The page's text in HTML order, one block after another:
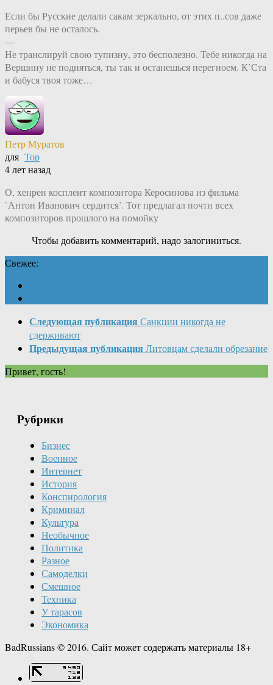
Если бы Русские делали сакам зеркально, от этих п..сов даже
перьев бы не осталось.
—
Не транслируй свою тупизну, это бесполезно. Тебе никогда на
Вершину не подняться, ты так и останешься перегноем. К’Ста
и бабуся твоя тоже…
Петр Муратов
для Тор
4 лет назад
О, хенрен косплеит композитора Керосинова из фильма
`Антон Иванович сердится’. Тот предлагал почти всех
композиторов прошлого на помойку
Чтобы добавить комментарий, надо залогиниться.
Свежее:
Следующая публикация Санкции никогда не
сдерживают
Предыдущая публикация Литовцам сделали обрезание
Привет, гость!
Рубрики
Бизнес
Военное
Интернет
История
Конспирология
Криминал
Культура
Необычное
Политика
Разное
Самоделки
Смешное
Техника
У тарасов
Экономика
BadRussians © 2016. Сайт может содержать материалы 18+